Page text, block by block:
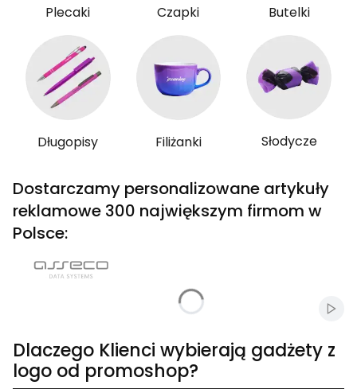
Plecaki Czapki Butelki
Długopisy Filiżanki Słodycze
Dostarczamy personalizowane artykuły
reklamowe 300 największym firmom w
Polsce:
Dlaczego Klienci wybierają gadżety z
logo od promoshop?